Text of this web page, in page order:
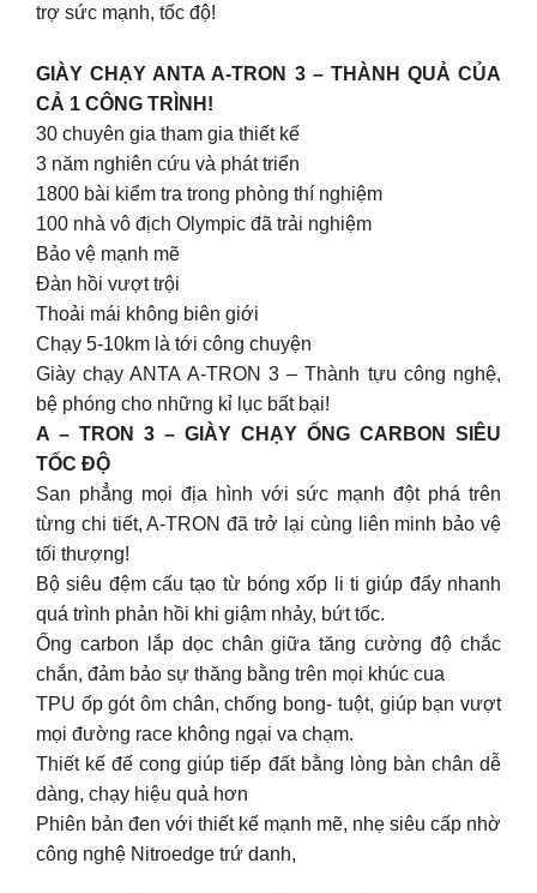
trợ sức mạnh, tốc độ!
GIÀY CHẠY ANTA A-TRON 3 – THÀNH QUẢ CỦA
CẢ 1 CÔNG TRÌNH!
30 chuyên gia tham gia thiết kế
3 năm nghiên cứu và phát triển
1800 bài kiểm tra trong phòng thí nghiệm
100 nhà vô địch Olympic đã trải nghiệm
Bảo vệ mạnh mẽ
Đàn hồi vượt trội
Thoải mái không biên giới
Chạy 5-10km là tới công chuyện
Giày chạy ANTA A-TRON 3 – Thành tựu công nghệ,
bệ phóng cho những kỉ lục bất bại!
A – TRON 3 – GIÀY CHẠY ỐNG CARBON SIÊU
TỐC ĐỘ
San phẳng mọi địa hình với sức mạnh đột phá trên
từng chi tiết, A-TRON đã trở lại cùng liên minh bảo vệ
tối thượng!
Bộ siêu đệm cấu tạo từ bóng xốp li ti giúp đẩy nhanh
quá trình phản hồi khi giậm nhảy, bứt tốc.
Ống carbon lắp dọc chân giữa tăng cường độ chắc
chắn, đảm bảo sự thăng bằng trên mọi khúc cua
TPU ốp gót ôm chân, chống bong- tuột, giúp bạn vượt
mọi đường race không ngại va chạm.
Thiết kế đế cong giúp tiếp đất bằng lòng bàn chân dễ
dàng, chạy hiệu quả hơn
Phiên bản đen với thiết kế mạnh mẽ, nhẹ siêu cấp nhờ
công nghệ Nitroedge trứ danh,